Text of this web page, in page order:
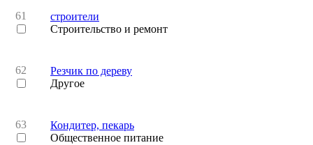
61
строители
Строительство и ремонт
62
Резчик по дереву
Другое
63
Кондитер, пекарь
Общественное питание